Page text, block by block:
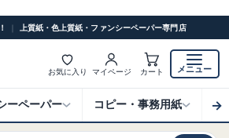
｜ 上質紙・色上質紙・ファンシーペーパー専門店
お気に入り マイページ カート メニュー
ーペーパー コピー・事務用紙 ク
→